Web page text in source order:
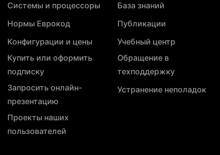
Системы и процессоры
Нормы Еврокод
Конфигурации и цены
Купить или оформить
подписку
Запросить онлайн-
презентацию
Проекты наших
пользователей
База знаний
Публикации
Учебный центр
Обращение в
техподдержку
Устранение неполадок